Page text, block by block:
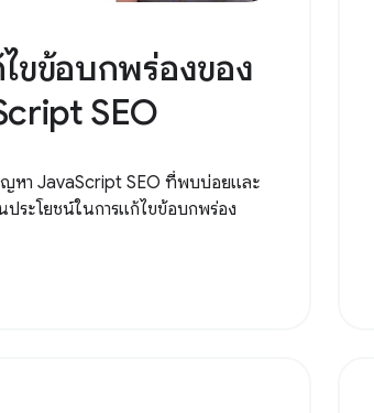
ขข้อบกพร่องของ
SEO
หา JavaScript SEO ที่พบบ่อยและ
ระโยชน์ในการแก้ไขข้อบกพร่อง